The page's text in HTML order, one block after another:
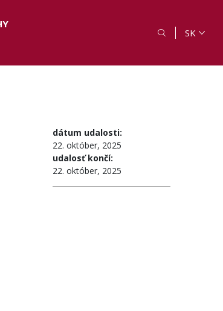
SK
dátum udalosti:
22. október, 2025
udalosť končí:
22. október, 2025